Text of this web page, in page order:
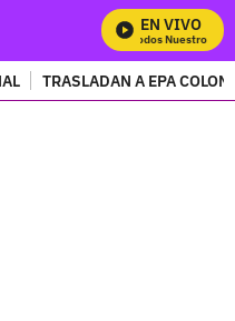
EN VIVO
Mira Todos Nuestros
TRASLADAN A EPA